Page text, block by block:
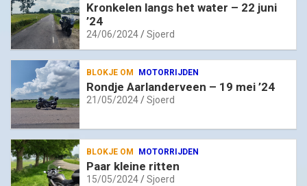
Kronkelen langs het water – 22 juni
’24
24/06/2024 Sjoerd
BLOKJE OM MOTORRIJDEN
Rondje Aarlanderveen – 19 mei ’24
21/05/2024 Sjoerd
BLOKJE OM MOTORRIJDEN
Paar kleine ritten
15/05/2024 Sjoerd